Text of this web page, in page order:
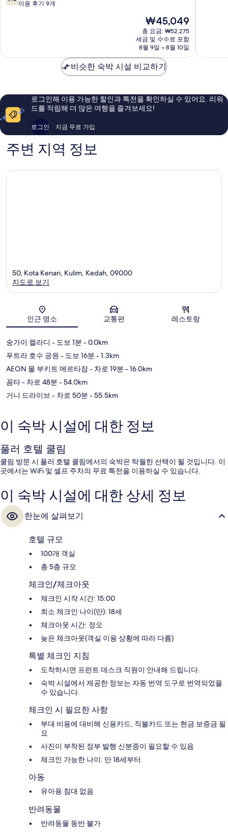
림
점
좋
용
기
9
이용 후기 9개
현
재
요
금
₩45,049
₩45,049
총 요금: ₩52,275
세금 및 수수료 포함
8월 9일 ~ 8월 10일
우
요,
비슷한 숙박 시설 비교하기
로그인해 이용 가능한 할인과 특전을 확인하실 수 있어요. 리워
드를 적립해 더 많은 여행을 즐겨보세요!
로그인 지금 무료 가입
주변 지역 정보
지도
50, Kota Kenari, Kulim, Kedah, 09000
지도로 보기
인근 명소 교통편 레스토랑
숭가이 켈라디 - 도보 1분 - 0.0km
푸트라 호수 공원 - 도보 16분 - 1.3km
AEON 몰 부키트 메르타잠- 차로 19분 - 16.0km
꼼타- 차로 48분 - 54.0km
거니 드라이브 - 차로 50분 - 55.5km
이 숙박 시설에 대한 정보
풀러 호텔 쿨림
쿨림 방문 시 풀러 호텔 쿨림에서의 숙박은 탁월한 선택이 될 것입니다. 이
곳에서는 WiFi 및 셀프 주차의 무료 특전을 이용하실 수 있습니다.
이 숙박 시설에 대한 상세 정보
한눈에 살펴보기
호텔 규모
100개 객실
총 5층 규모
체크인/체크아웃
체크인 시작 시간: 15:00
최소 체크인 나이(만): 18세
체크아웃 시간: 정오
늦은 체크아웃(객실 이용 상황에 따라 다름)
특별 체크인 지침
도착하시면 프런트 데스크 직원이 안내해 드립니다.
숙박 시설에서 제공한 정보는 자동 번역 도구로 번역되었을
수 있습니다.
체크인 시 필요한 사항
부대 비용에 대비해 신용카드, 직불카드 또는 현금 보증금 필
요
사진이 부착된 정부 발행 신분증이 필요할 수 있음
체크인 가능한 나이: 만 18세부터
아동
유아용 침대 없음
반려동물
반려동물 동반 불가